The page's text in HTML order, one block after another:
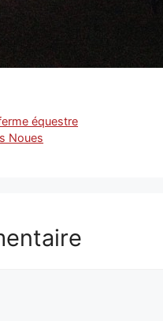
équestre
Noues